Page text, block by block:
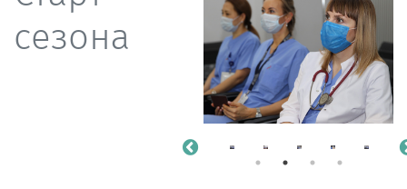
сезона